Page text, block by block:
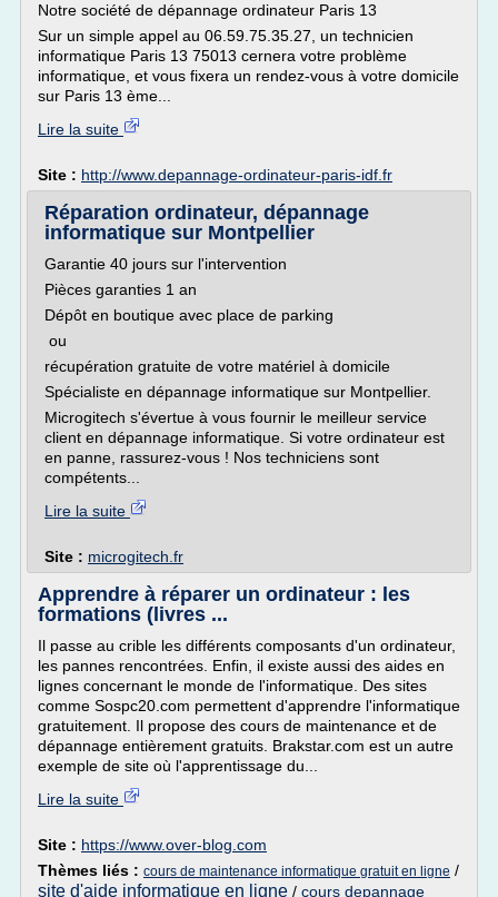
Notre société de dépannage ordinateur Paris 13
Sur un simple appel au 06.59.75.35.27, un technicien
informatique Paris 13 75013 cernera votre problème
informatique, et vous fixera un rendez-vous à votre domicile
sur Paris 13 ème...
Lire la suite
Site : http://www.depannage-ordinateur-paris-idf.fr
Réparation ordinateur, dépannage
informatique sur Montpellier
Garantie 40 jours sur l'intervention
Pièces garanties 1 an
Dépôt en boutique avec place de parking
ou
récupération gratuite de votre matériel à domicile
Spécialiste en dépannage informatique sur Montpellier.
Microgitech s'évertue à vous fournir le meilleur service
client en dépannage informatique. Si votre ordinateur est
en panne, rassurez-vous ! Nos techniciens sont
compétents...
Lire la suite
Site : microgitech.fr
Apprendre à réparer un ordinateur : les
formations (livres ...
Il passe au crible les différents composants d'un ordinateur,
les pannes rencontrées. Enfin, il existe aussi des aides en
lignes concernant le monde de l'informatique. Des sites
comme Sospc20.com permettent d'apprendre l'informatique
gratuitement. Il propose des cours de maintenance et de
dépannage entièrement gratuits. Brakstar.com est un autre
exemple de site où l'apprentissage du...
Lire la suite
Site : https://www.over-blog.com
Thèmes liés : cours de maintenance informatique gratuit en ligne /
site d'aide informatique en ligne / cours depannage